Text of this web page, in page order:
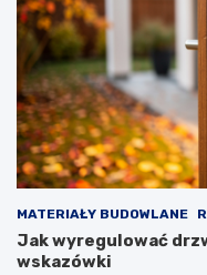
MATERIAŁY BUDOWLANE
Jak wyregulować
wskazówki